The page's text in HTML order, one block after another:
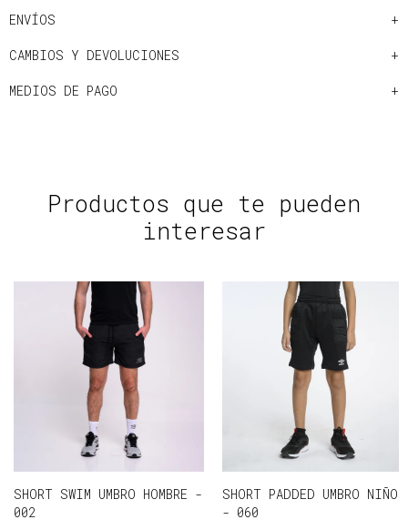
ENVÍOS
CAMBIOS Y DEVOLUCIONES
MEDIOS DE PAGO
Productos que te pueden
interesar
SHORT SWIM UMBRO HOMBRE -
002
SHORT PADDED UMBRO NIÑOS
- 060